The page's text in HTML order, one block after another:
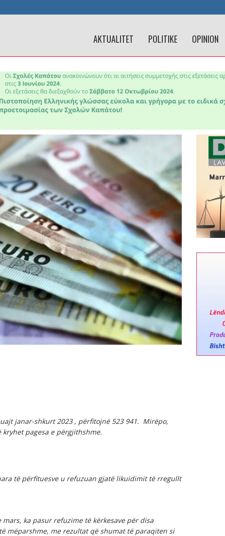
AKTUALITET POLITIKE OPINION
janar-shkurt 2023 , përfitojnë 523 941. Mirëpo,
kryhet pagesa e përgjithshme.
të përfituesve u refuzuan gjatë likuidimit të rregullt
ka pasur refuzime të kërkesave për disa
mëparshme, me rezultat që shumat të paraqiten si